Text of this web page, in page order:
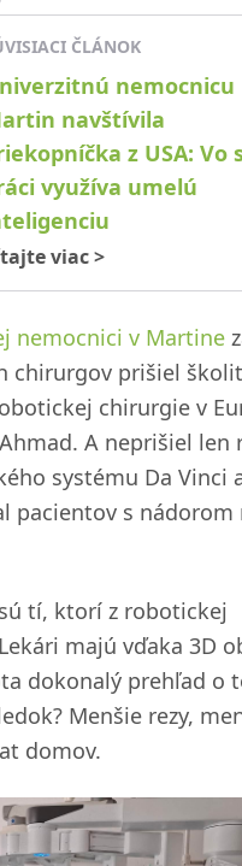
ČLÁNOK
nemocnicu
navštívila
z USA: Vo
využíva umelú
viac>
nemocnici v Martine
chirurgov prišiel
chirurgie v
A neprišiel len
systému Da Vinci
pacientov s nádorom
tí, ktorí z robotickej
majú vďaka 3D
dokonalý prehľad o
Menšie rezy,
domov.